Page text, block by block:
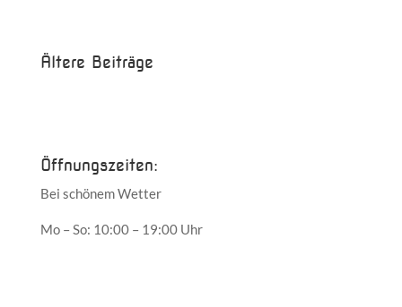
Ältere Beiträge
Öffnungszeiten:
Bei schönem Wetter
Mo – So: 10:00 – 19:00 Uhr